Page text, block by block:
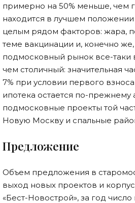
примерно на 50% меньше, чем
находится в лучшем
целым рядом факторов: жара,
теме вакцинации и, конечно
подмосковный рынок все-таки
чем столичный: значительная
7% при условии первого
ипотека остается по-
подмосковные проекты той
Новую Москву и спальные
Предложение
Объем предложения в
выход новых проектов и
«Бест-Новострой», за год